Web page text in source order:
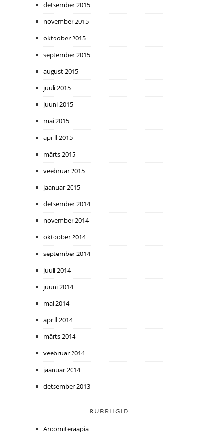
detsember 2015
november 2015
oktoober 2015
september 2015
august 2015
juuli 2015
juuni 2015
mai 2015
aprill 2015
märts 2015
veebruar 2015
jaanuar 2015
detsember 2014
november 2014
oktoober 2014
september 2014
juuli 2014
juuni 2014
mai 2014
aprill 2014
märts 2014
veebruar 2014
jaanuar 2014
detsember 2013
RUBRIIGID
Aroomiteraapia